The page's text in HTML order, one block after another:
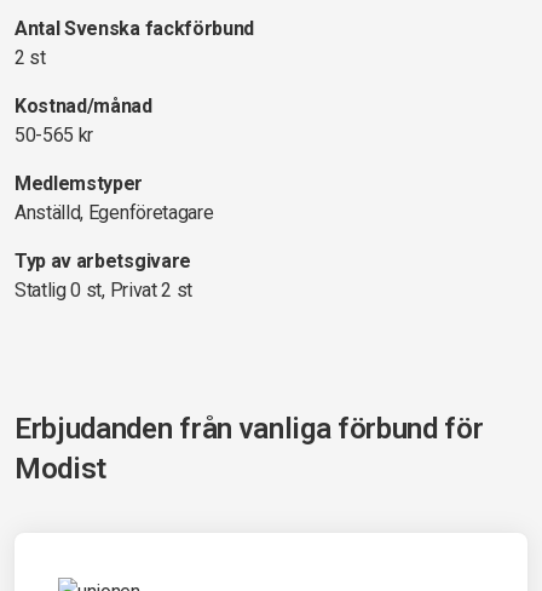
Antal Svenska fackförbund
2 st
Kostnad/månad
50-565 kr
Medlemstyper
Anställd, Egenföretagare
Typ av arbetsgivare
Statlig 0 st, Privat 2 st
Erbjudanden från vanliga förbund för
Modist